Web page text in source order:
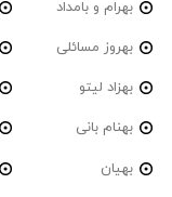
بهرام و بامداد
بهروز مسائلی
بهزاد لیتو
بهنام بانی
بهیان